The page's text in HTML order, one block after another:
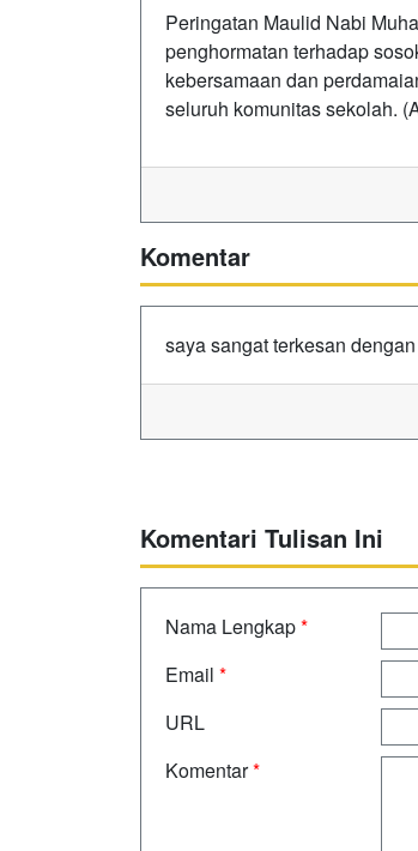
Peringatan Maulid Nabi
penghormatan terhadap
kebersamaan dan
seluruh komunitas sekolah.
Komentar
saya sangat terkesan
Komentari Tulisan Ini
Nama Lengkap*
Email *
URL
Komentar*